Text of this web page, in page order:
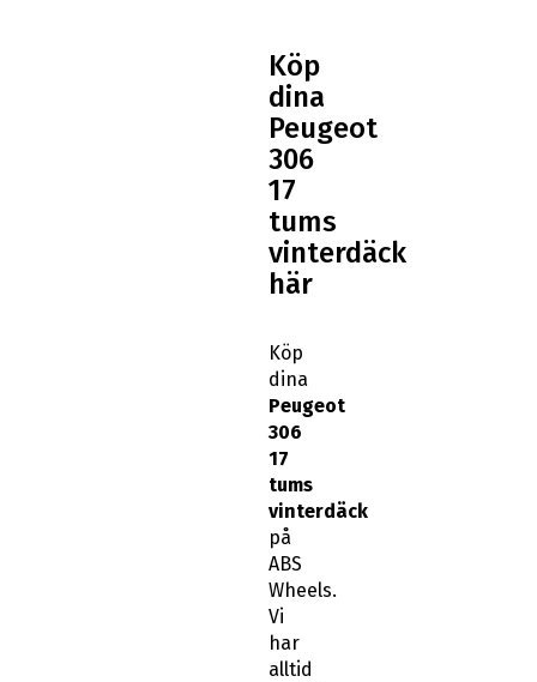
Köp
dina
Peugeot
306
17
tums
vinterdäck
här
Köp
dina
Peugeot
306
17
tums
vinterdäck
på
ABS
Wheels.
Vi
har
alltid